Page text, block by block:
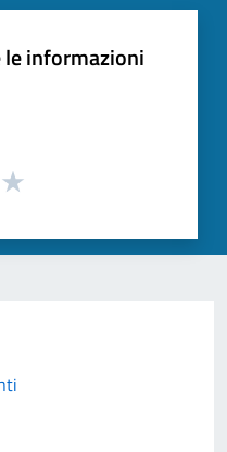
le informazioni